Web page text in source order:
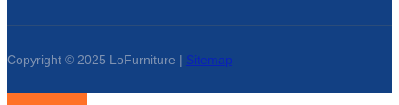
Copyright © 2025 LoFurniture | Sitemap